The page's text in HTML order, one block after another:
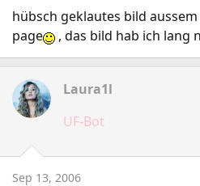
hübsch geklautes bild
page
, das bild hab ich lang
Laura1l
UF-Bot
Sep 13, 2006